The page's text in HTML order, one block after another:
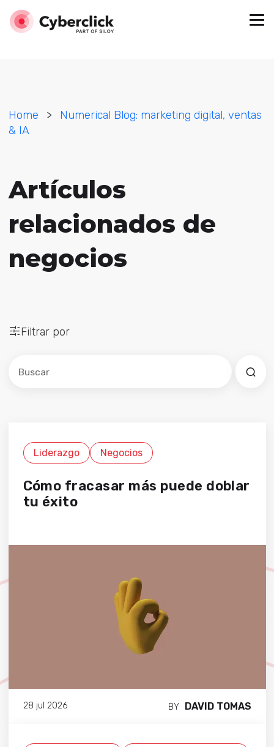
Home >
Numerical Blog: marketing digital, ventas
& IA
Artículos
relacionados de
negocios
Filtrar por
Liderazgo Negocios
Cómo fracasar más puede doblar
tu éxito
28 jul 2026 BY DAVID TOMAS